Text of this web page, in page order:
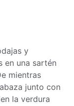
y
en una sartén
mientras
junto con
la verdura